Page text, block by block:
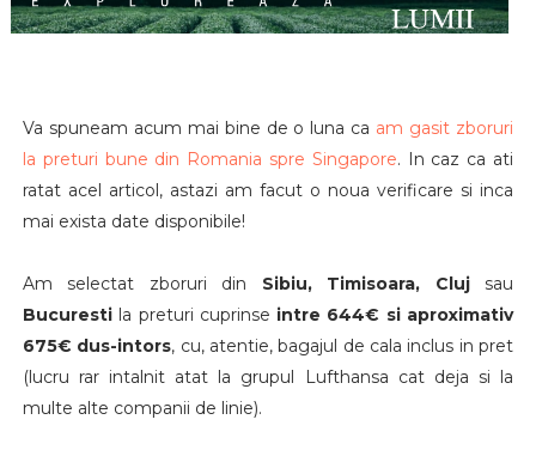
Va spuneam acum mai bine de o luna ca am gasit zboruri
la preturi bune din Romania spre Singapore. In caz ca ati
ratat acel articol, astazi am facut o noua verificare si inca
mai exista date disponibile!
Am selectat zboruri din Sibiu, Timisoara, Clujsau
Bucuresti la preturi cuprinse intre 644€ si aproximativ
675€ dus-intors, cu, atentie, bagajul de cala inclus in pret
(lucru rar intalnit atat la grupul Lufthansa cat deja si la
multe alte companii de linie).